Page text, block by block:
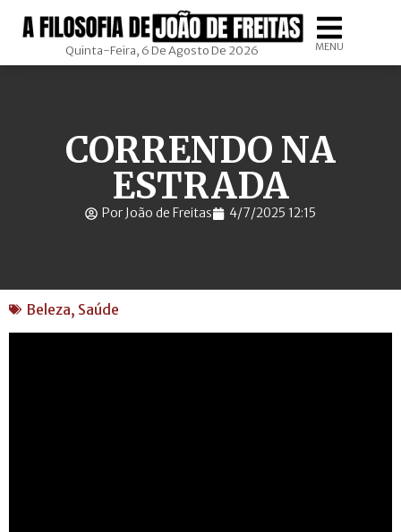
Quinta-Feira, 6 De Agosto De 2026 MENU
CORRENDO NA
ESTRADA
Por João de Freitas 4/7/2025 12:15
Beleza, Saúde